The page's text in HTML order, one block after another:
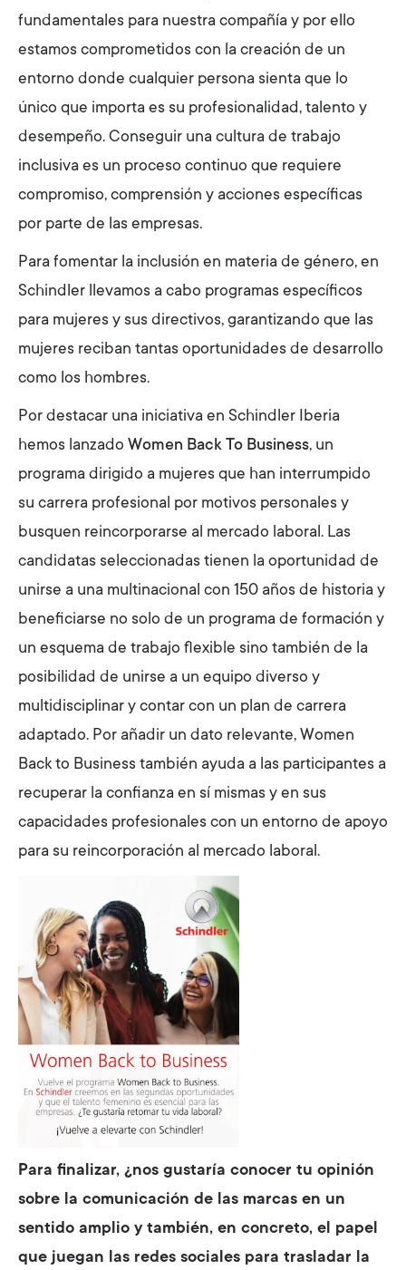
fundamentales para nuestra compañía y por ello
estamos comprometidos con la creación de un
entorno donde cualquier persona sienta que lo
único que importa es su profesionalidad, talento y
desempeño. Conseguir una cultura de trabajo
inclusiva es un proceso continuo que requiere
compromiso, comprensión y acciones específicas
por parte de las empresas.
Para fomentar la inclusión en materia de género, en
Schindler llevamos a cabo programas específicos
para mujeres y sus directivos, garantizando que las
mujeres reciban tantas oportunidades de desarrollo
como los hombres.
Por destacar una iniciativa en Schindler Iberia
hemos lanzado Women Back To Business, un
programa dirigido a mujeres que han interrumpido
su carrera profesional por motivos personales y
busquen reincorporarse al mercado laboral. Las
candidatas seleccionadas tienen la oportunidad de
unirse a una multinacional con 150 años de historia y
beneficiarse no solo de un programa de formación y
un esquema de trabajo flexible sino también de la
posibilidad de unirse a un equipo diverso y
multidisciplinar y contar con un plan de carrera
adaptado. Por añadir un dato relevante, Women
Back to Business también ayuda a las participantes a
recuperar la confianza en sí mismas y en sus
capacidades profesionales con un entorno de apoyo
para su reincorporación al mercado laboral.
Para finalizar, ¿nos gustaría conocer tu opinión
sobre la comunicación de las marcas en un
sentido amplio y también, en concreto, el papel
que juegan las redes sociales para trasladar la